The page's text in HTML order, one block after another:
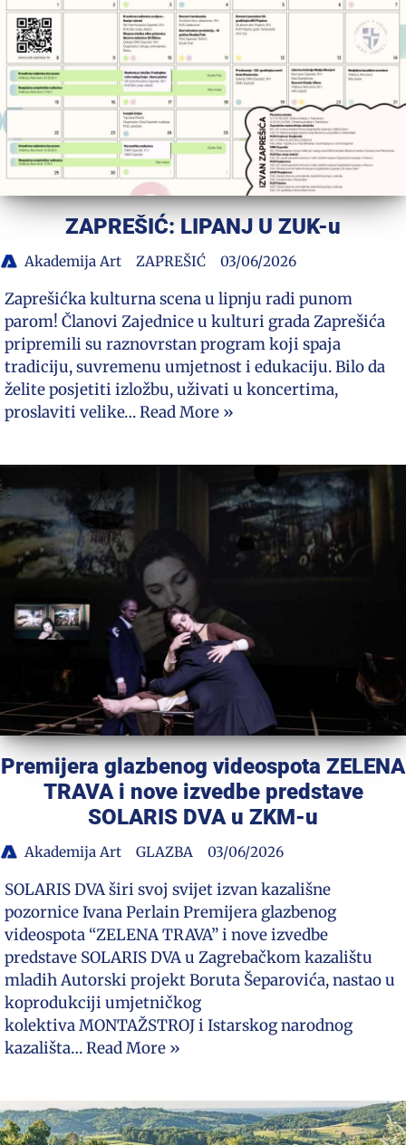
ZAPREŠIĆ: LIPANJ U ZUK-u
Akademija Art ZAPREŠIĆ 03/06/2026
Zaprešićka kulturna scena u lipnju radi punom
parom! Članovi Zajednice u kulturi grada Zaprešića
pripremili su raznovrstan program koji spaja
tradiciju, suvremenu umjetnost i edukaciju. Bilo da
želite posjetiti izložbu, uživati u koncertima,
proslaviti velike…Read More »
Premijera glazbenog videospota ZELENA
TRAVA i nove izvedbe predstave
SOLARIS DVA u ZKM-u
Akademija Art GLAZBA 03/06/2026
SOLARIS DVA širi svoj svijet izvan kazališne
pozornice Ivana Perlain Premijera glazbenog
videospota “ZELENA TRAVA” i nove izvedbe
predstave SOLARIS DVA u Zagrebačkom kazalištu
mladih Autorski projekt Boruta Šeparovića, nastao u
koprodukciji umjetničkog
kolektiva MONTAŽSTROJ i Istarskog narodnog
kazališta…Read More »